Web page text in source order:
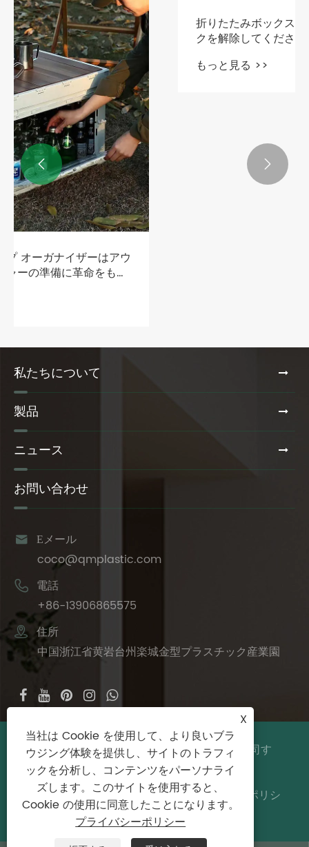
折りたたみボックスの新しいゲームのロッ
クを解除してください!ピクニック旅行の運
転は必須です
もっと見る >>
 
私たちについて
製品
ニュース
お問い合わせ
 Eメール
coco@qmplastic.com
 電話
+86-13906865575
 住所
中国浙江省黄岩台州楽城金型プラスチック産業園
著作権 © 2024 台州徳鹿プラスチック有限公司す
べての権利予約。
Links|Sitemap|RSS |XML|プライバシーポリシ
ー
X
当社は Cookie を使用して、より良いブラ
ウジング体験を提供し、サイトのトラフィ
ックを分析し、コンテンツをパーソナライ
ズします。このサイトを使用すると、
Cookie の使用に同意したことになります。
プライバシーポリシー